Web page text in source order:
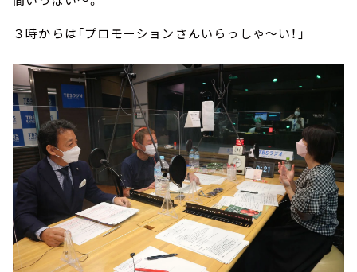
３時からは「プロモーションさんいらっしゃ～い！」